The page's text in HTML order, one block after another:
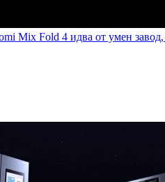
Mix Fold 4 идва от умен завод,